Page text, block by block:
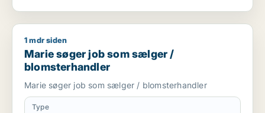
Marie søger job som sælger / blomsterhandler
1 mdr siden
Marie søger job som sælger /
blomsterhandler
Marie søger job som sælger / blomsterhandler
Type